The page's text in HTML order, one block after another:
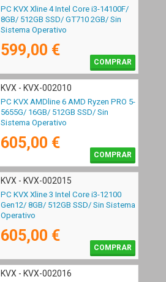
PC KVX Xline 4 Intel Core i3-14100F/
8GB/ 512GB SSD/ GT710 2GB/ Sin
Sistema Operativo
599,00 €
COMPRAR
KVX - KVX-002010
PC KVX AMDline 6 AMD Ryzen PRO 5-
5655G/ 16GB/ 512GB SSD/ Sin
Sistema Operativo
605,00 €
COMPRAR
KVX - KVX-002015
PC KVX Xline 3 Intel Core i3-12100
Gen12/ 8GB/ 512GB SSD/ Sin Sistema
Operativo
605,00 €
COMPRAR
KVX - KVX-002016